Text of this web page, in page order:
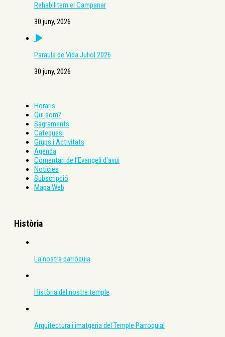
Rehabilitem el Campanar
30 juny, 2026
Paraula de Vida Juliol 2026
30 juny, 2026
Horaris
Qui som?
Sagraments
Catequesi
Grups i Activitats
Agenda
Comentari de l’Evangeli d’avui
Notícies
Subscripció
Mapa Web
Història
La nostra parròquia
Història del nostre temple
Arquitectura i imatgeria del Temple Parroquial